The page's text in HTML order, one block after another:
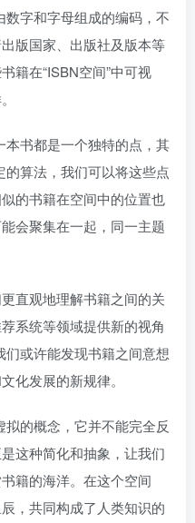
字和字母组成的编码，不
版国家、出版社及版本等
籍在“ISBN空间”中可视
书都是一个独特的点，其
算法，我们可以将这些点
的书籍在空间中的位置也
会聚集在一起，同一主题
直观地理解书籍之间的关
系统等领域提供新的视角
或许能发现书籍之间意想
化发展的新规律。
的概念，它并不能完全反
这种简化和抽象，让我们
籍的海洋。在这个空间
，共同构成了人类知识的